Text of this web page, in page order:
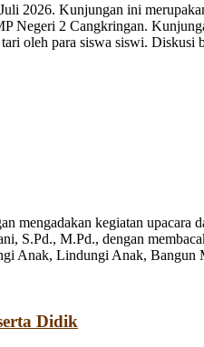
2026. Kunjungan ini
Negeri 2 Cangkringan.
oleh para siswa siswi. Diskusi
mengadakan kegiatan upacara
S.Pd., M.Pd., dengan
Anak, Lindungi Anak,
Didik